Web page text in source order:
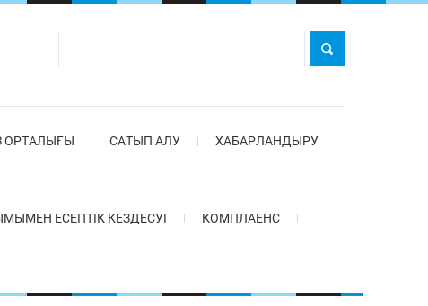
ОРТАЛЫҒЫ САТЫП АЛУ ХАБАРЛАНДЫРУ
ЕСЕПТІК КЕЗДЕСУІ КОМПЛАЕНС